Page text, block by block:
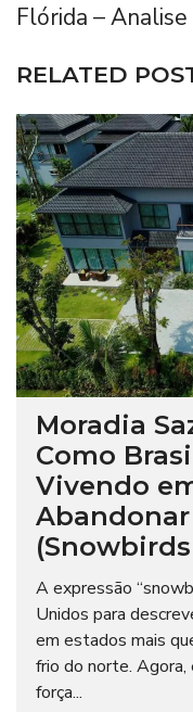
Flórida – Analise
RELATED
Moradia
Como
Vivendo
A expressão
Unidos para
em estados mais
frio do norte.
força...